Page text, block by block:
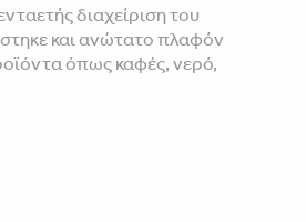
διαχείριση του
και ανώτατο πλαφόν
όπως καφές, νερό,